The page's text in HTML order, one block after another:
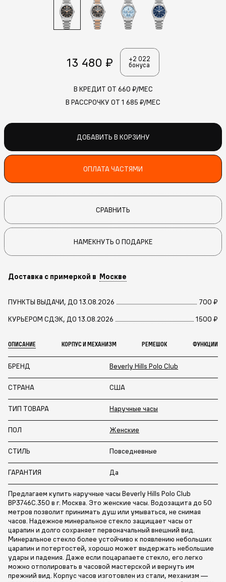
13 480 ₽
+2 022
бонуса
В КРЕДИТ ОТ 660 ₽/МЕС
В РАССРОЧКУ ОТ 1 685 ₽/МЕС
ДОБАВИТЬ В КОРЗИНУ
ОПЛАТА ЧАСТЯМИ
СРАВНИТЬ
НАМЕКНУТЬ О ПОДАРКЕ
Доставка с примеркой в Москве
ПУНКТЫ ВЫДАЧИ, ДО 13.08.2026
700 ₽
КУРЬЕРОМ СДЭК, ДО 13.08.2026
1500 ₽
ОПИСАНИЕ КОРПУС И МЕХАНИЗМ РЕМЕШОК ФУНКЦИИ
БРЕНД Beverly Hills Polo Club
СТРАНА США
ТИП ТОВАРА Наручные часы
ПОЛ Женские
СТИЛЬ Повседневные
ГАРАНТИЯ Да
Предлагаем купить наручные часы Beverly Hills Polo Club
BP3746C.350 в г. Москва. Это женские часы. Водозащита до 50
метров позволит принимать душ или умываться, не снимая
часов. Надежное минеральное стекло защищает часы от
царапин и долго сохраняет первоначальный внешний вид.
Минеральное стекло более устойчиво к появлению небольших
царапин и потертостей, хорошо может выдержать небольшие
удары и падения. Даже если поцарапаете стекло, его легко
можно отполировать в часовой мастерской и вернуть им
прежний вид. Корпус часов изготовлен из стали, механизм —